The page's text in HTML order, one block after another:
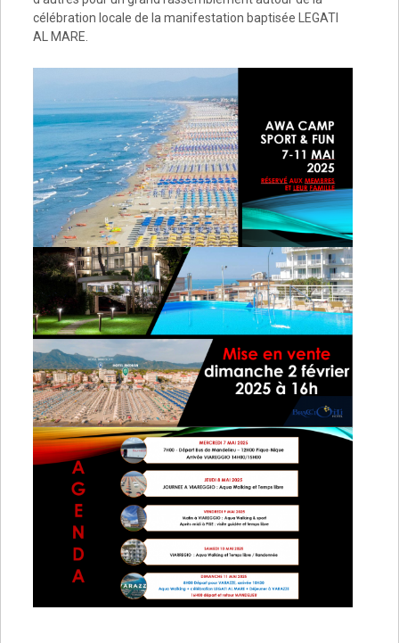
célébration locale de la manifestation baptisée LEGATI
AL MARE.